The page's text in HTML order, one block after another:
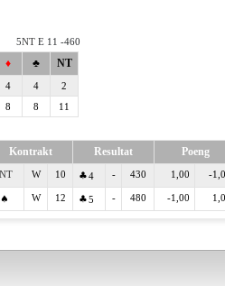
5 E 11 -460
♦ ♣ NT
4 4
2
8 8 11
Kontrakt Resultat Poeng
W 10 4 - 430 1,00 -
W 12 5 - 480 -1,00